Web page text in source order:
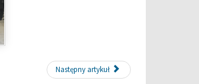
Następny artykuł